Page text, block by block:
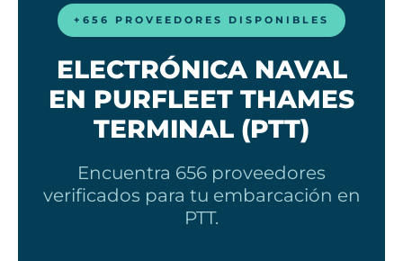
+656 PROVEEDORES DISPONIBLES
ELECTRÓNICA NAVAL
EN PURFLEET THAMES
TERMINAL (PTT)
Encuentra 656 proveedores
verificados para tu embarcación en
PTT.